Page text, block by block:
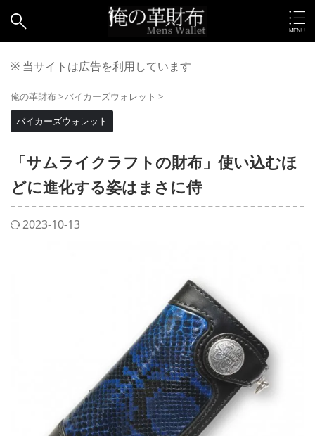
※ 当サイトは広告を利用しています
俺の革財布>バイカーズウォレット >
バイカーズウォレット
「サムライクラフトの財布」使い込むほ
どに進化する姿はまさに侍
2023-10-13